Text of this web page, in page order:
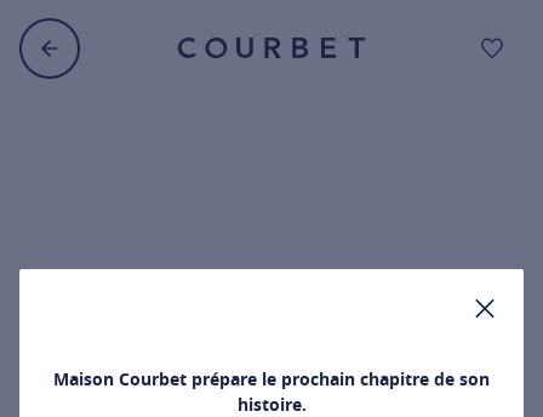
Maison Courbet prépare le prochain chapitre de son
histoire.